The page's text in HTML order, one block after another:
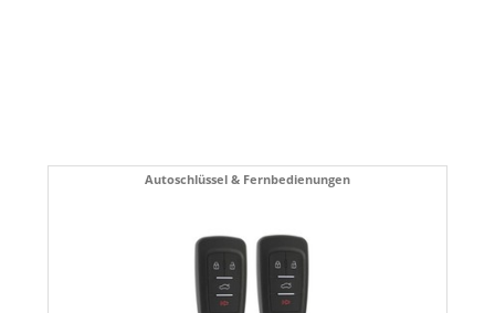
Autoschlüssel & Fernbedienungen